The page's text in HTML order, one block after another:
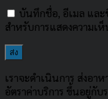
บันทึกชื่อ, อีเมล และ
สำหรับการแสดงความเ
เราจะดำเนินการ ส่งอา
อัตราค่าบริการ ขึ้นอยู่กับ